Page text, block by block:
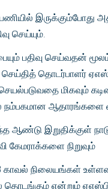
இருக்கும்போது
செய்யும்.
பதிவு செய்வதன்
தொடர்பாளர்
மிகவும்
நம்பகமான ஆதாரங்களை
ஆண்டு இறுதிக்குள்
கேமராக்களை நிறுவும்
காவல் நிலையங்கள்
தொடங்கும் என்றும் ஏஎஸ்பி